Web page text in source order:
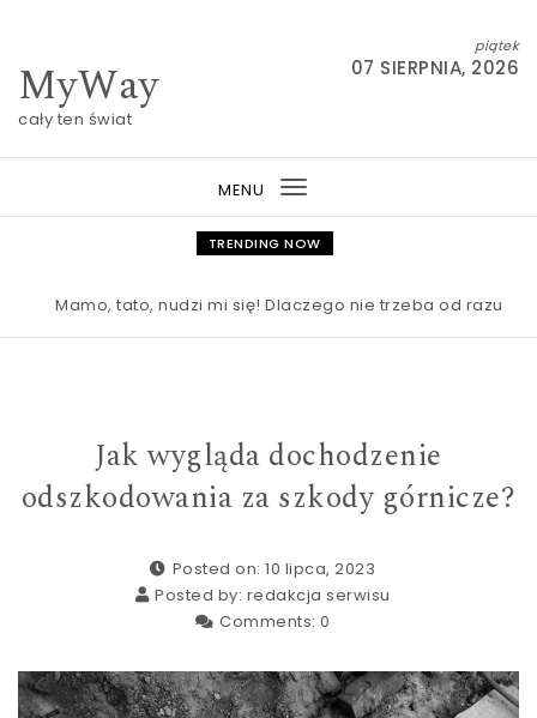
MyWay
cały ten świat
piątek
07 SIERPNIA, 2026
MENU
Toggle
navigation
TRENDING NOW
Mamo, tato, nudzi mi się! Dlaczego nie trzeba od razu
Jak wygląda dochodzenie
odszkodowania za szkody górnicze?
Posted on: 10 lipca, 2023
Posted by: redakcja serwisu
Comments: 0